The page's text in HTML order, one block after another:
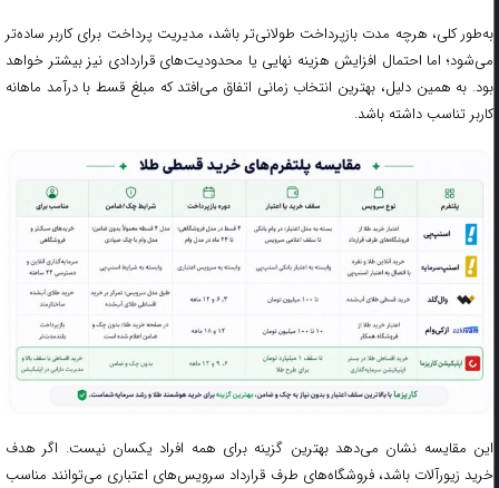
به‌طور کلی، هرچه مدت بازپرداخت طولانی‌تر باشد، مدیریت پرداخت برای کاربر ساده‌تر
می‌شود؛ اما احتمال افزایش هزینه نهایی یا محدودیت‌های قراردادی نیز بیشتر خواهد
بود. به همین دلیل، بهترین انتخاب زمانی اتفاق می‌افتد که مبلغ قسط با درآمد ماهانه
کاربر تناسب داشته باشد.
این مقایسه نشان می‌دهد بهترین گزینه برای همه افراد یکسان نیست. اگر هدف
خرید زیورآلات باشد، فروشگاه‌های طرف قرارداد سرویس‌های اعتباری می‌توانند مناسب